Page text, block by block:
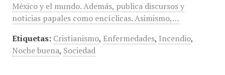
México y el mundo. Además, publica discursos y
noticias papales como encíclicas. Asimismo,…
Etiquetas: Cristianismo, Enfermedades, Incendio,
Noche buena, Sociedad